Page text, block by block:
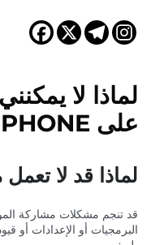
لماذا لا
على IPHONE؟
لماذا قد لا
البرمجيات أو الإعدادات أو